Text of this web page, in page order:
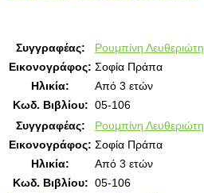
Συγγραφέας:
Ρουμπίνη Λευθεριώτη
Εικονογράφος: Σοφία Πράπα
Ηλικία:
Από 3 ετών
Κωδ. Βιβλίου: 05-106
Συγγραφέας:
Ρουμπίνη Λευθεριώτη
Εικονογράφος: Σοφία Πράπα
Ηλικία:
Από 3 ετών
Κωδ. Βιβλίου: 05-106